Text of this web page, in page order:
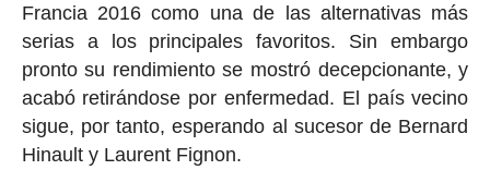
Francia 2016 como una de las alternativas más
serias a los principales favoritos. Sin embargo
pronto su rendimiento se mostró decepcionante, y
acabó retirándose por enfermedad. El país vecino
sigue, por tanto, esperando al sucesor de Bernard
Hinault y Laurent Fignon.